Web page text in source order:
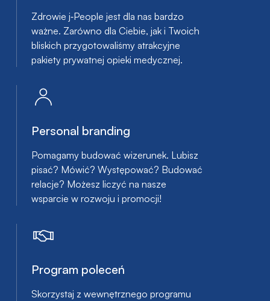
Zdrowie j‑People jest dla nas bardzo
ważne. Zarówno dla Ciebie, jak i Twoich
bliskich przygotowaliśmy atrakcyjne
pakiety prywatnej opieki medycznej.
Personal branding
Pomagamy budować wizerunek. Lubisz
pisać? Mówić? Występować? Budować
relacje? Możesz liczyć na nasze
wsparcie w rozwoju i promocji!
Program poleceń
Skorzystaj z wewnętrznego programu